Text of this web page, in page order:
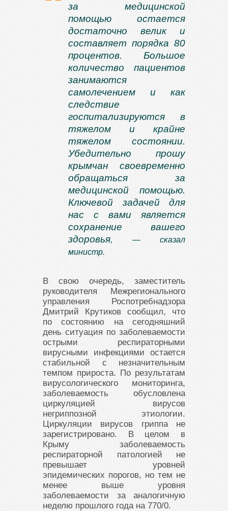
за медицинской
помощью остается
достаточно велик и
составляет порядка 80
процентов. Большое
количество пациентов
занимаются
самолечением и как
следствие
госпитализируются в
тяжелом и крайне
тяжелом состоянии.
Убедительно прошу
крымчан своевременно
обращаться за
медицинской помощью.
Ключевой задачей для
нас с вами является
сохранение вашего
здоровья, — сказал
министр.
В свою очередь, заместитель
руководителя Межрегионального
управления Роспотребнадзора
Дмитрий Крутиков сообщил, что
по состоянию на сегодняшний
день ситуация по заболеваемости
острыми респираторными
вирусными инфекциями остается
стабильной с незначительным
темпом прироста. По результатам
вирусологического мониторинга,
заболеваемость обусловлена
циркуляцией вирусов
негриппозной этиологии.
Циркуляции вирусов гриппа не
зарегистрировано. В целом в
Крыму заболеваемость
респираторной патологией не
превышает уровней
эпидемических порогов, но тем не
менее выше уровня
заболеваемости за аналогичную
неделю прошлого года на 770/0.